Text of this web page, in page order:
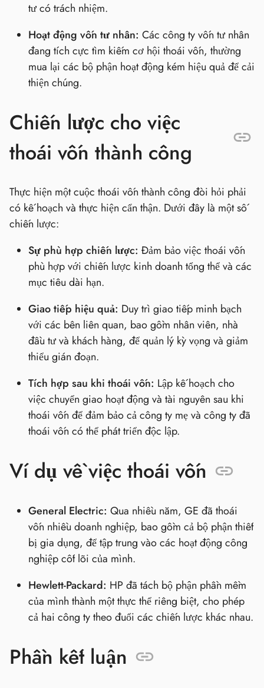
tư có trách nhiệm.
Hoạt động vốn tư nhân: Các công ty vốn tư nhân
đang tích cực tìm kiếm cơ hội thoái vốn, thường
mua lại các bộ phận hoạt động kém hiệu quả để cải
thiện chúng.
Chiến lược cho việc
thoái vốn thành công
Thực hiện một cuộc thoái vốn thành công đòi hỏi phải
có kế hoạch và thực hiện cẩn thận. Dưới đây là một số
chiến lược:
Sự phù hợp chiến lược: Đảm bảo việc thoái vốn
phù hợp với chiến lược kinh doanh tổng thể và các
mục tiêu dài hạn.
Giao tiếp hiệu quả: Duy trì giao tiếp minh bạch
với các bên liên quan, bao gồm nhân viên, nhà
đầu tư và khách hàng, để quản lý kỳ vọng và giảm
thiểu gián đoạn.
Tích hợp sau khi thoái vốn: Lập kế hoạch cho
việc chuyển giao hoạt động và tài nguyên sau khi
thoái vốn để đảm bảo cả công ty mẹ và công ty đã
thoái vốn có thể phát triển độc lập.
Ví dụ về việc thoái vốn
General Electric: Qua nhiều năm, GE đã thoái
vốn nhiều doanh nghiệp, bao gồm cả bộ phận thiết
bị gia dụng, để tập trung vào các hoạt động công
nghiệp cốt lõi của mình.
Hewlett-Packard: HP đã tách bộ phận phần mềm
của mình thành một thực thể riêng biệt, cho phép
cả hai công ty theo đuổi các chiến lược khác nhau.
Phần kết luận